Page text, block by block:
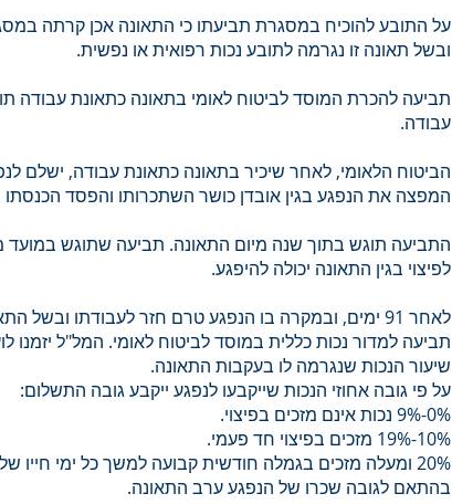
על התובע להוכיח במסגרת תביעתו כי התאונה אכן קרתה
ובשל תאונה זו נגרמה לתובע נכות רפואית או נפשית.
תביעה להכרת המוסד לביטוח לאומי בתאונה כתאונת עבודה
עבודה.
הביטוח הלאומי, לאחר שיכיר בתאונה כתאונת עבודה, ישלם
המפצה את הנפגע בגין אובדן כושר השתכרותו והפסד
התביעה תוגש בתוך שנה מיום התאונה. תביעה שתוגש במועד
לפיצוי בגין התאונה יכולה להיפגע.
לאחר 91 ימים, ובמקרה בו הנפגע טרם חזר לעבודתו ובשל
תביעה למדור נכות כללית במוסד לביטוח לאומי. המל"ל
שיעור הנכות שנגרמה לו בעקבות התאונה.
על פי גובה אחוזי הנכות שייקבעו לנפגע ייקבע גובה התשלום:
0%-9% נכות אינם מזכים בפיצוי.
10%-19% מזכים בפיצוי חד פעמי.
20% ומעלה מזכים בגמלה חודשית קבועה למשך כל ימי
בהתאם לגובה שכרו של הנפגע ערב התאונה.